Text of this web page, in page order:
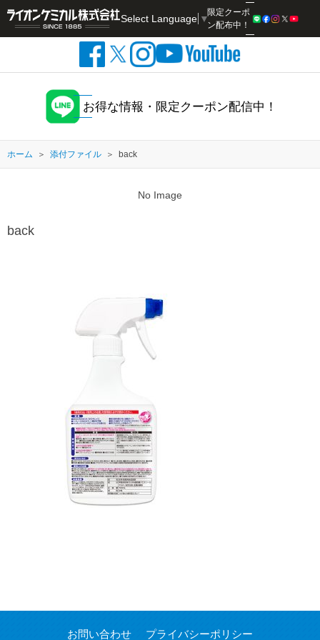
Select Language ▼
限定クーポ
ン配布中！
お得な情報・限定クーポン配信中！
ホーム 添付ファイル back
No Image
back
お問い合わせ プライバシーポリシー
検索